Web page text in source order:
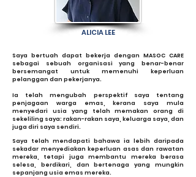
ALICIA LEE
Saya bertuah dapat bekerja dengan MASOC CARE
sebagai sebuah organisasi yang benar-benar
bersemangat untuk memenuhi keperluan
pelanggan dan pekerjanya.
Ia telah mengubah perspektif saya tentang
penjagaan warga emas, kerana saya mula
menyedari usia yang telah memakan orang di
sekeliling saya: rakan-rakan saya, keluarga saya, dan
juga diri saya sendiri.
Saya telah mendapati bahawa ia lebih daripada
sekadar menyediakan keperluan asas dan rawatan
mereka, tetapi juga membantu mereka berasa
selesa, berdikari, dan bertenaga yang mungkin
sepanjang usia emas mereka.